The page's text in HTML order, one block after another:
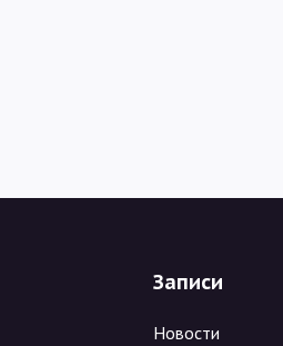
Записи
Новости